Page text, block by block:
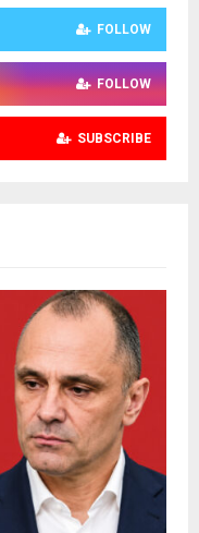
FOLLOW
FOLLOW
SUBSCRIBE